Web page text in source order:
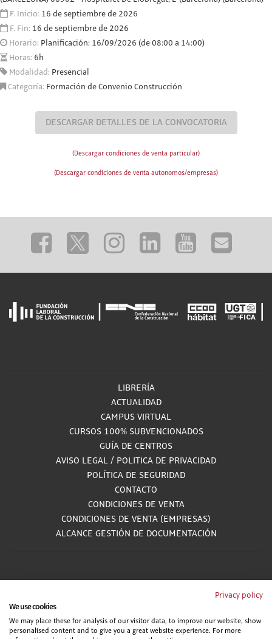
F. Inicio: 16 de septiembre de 2026
F. Fin: 16 de septiembre de 2026
Horario: Planificación: 16/09/2026 (de 08:00 a 14:00)
Horas: 6h
Modalidad: Presencial
Categoría: Formación de Convenio Construcción
DESCARGAR DETALLES DE LA CONVOCATORIA
(Descargar condiciones de venta particular)
(Descargar condiciones de venta autonomos/empresas)
LIBRERÍA
ACTUALIDAD
CAMPUS VIRTUAL
CURSOS 100% SUBVENCIONADOS
GUÍA DE CENTROS
AVISO LEGAL / POLITICA DE PRIVACIDAD
POLÍTICA DE SEGURIDAD
CONTACTO
CONDICIONES DE VENTA
CONDICIONES DE VENTA (EMPRESAS)
ALCANCE GESTIÓN DE DOCUMENTACIÓN
Teléfono gratuito atendido por asesores especializados L-V 8:00 - 15:00
Privacy policy
We use cookies
We may place these for analysis of our visitor data, to improve our website, show
personalised content and to give you a great website experience. For more